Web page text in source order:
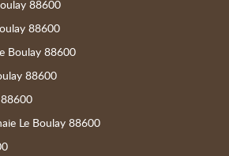
88600
88600
Boulay 88600
88600
88600
Le Boulay 88600